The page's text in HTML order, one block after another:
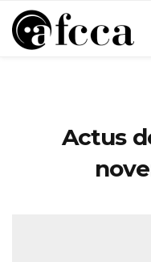
Actus